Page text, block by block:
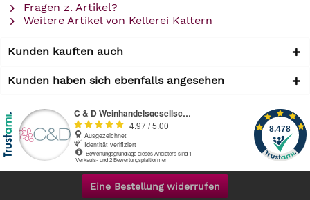
Fragen z. Artikel?
Weitere Artikel von Kellerei Kaltern
Kunden kauften auch
Kunden haben sich ebenfalls angesehen
Eine Bestellung widerrufen